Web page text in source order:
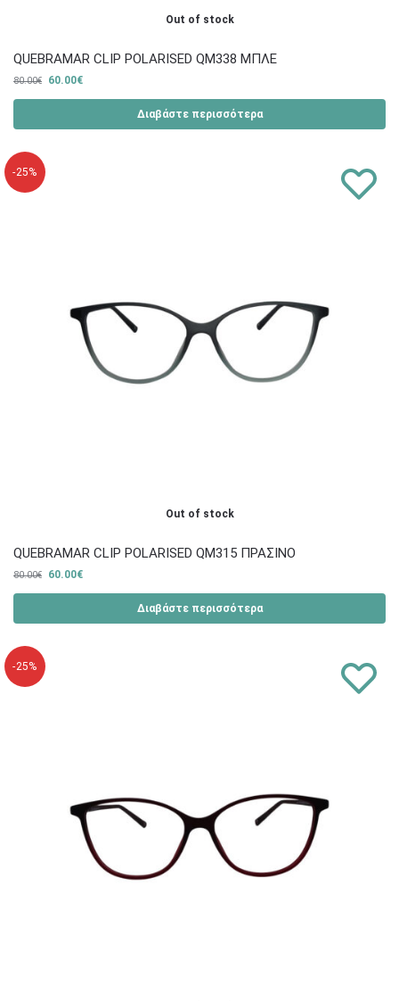
Out of stock
QUEBRAMAR CLIP POLARISED QM338 ΜΠΛΕ
80.00€ 60.00€
Διαβάστε περισσότερα
-25%
Out of stock
QUEBRAMAR CLIP POLARISED QM315 ΠΡΑΣΙΝΟ
80.00€ 60.00€
Διαβάστε περισσότερα
-25%